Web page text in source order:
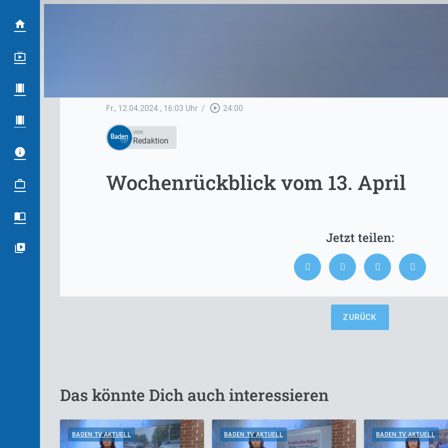
Fr., 12.04.2024 , 16:03 Uhr / play_circle_outline 24:00
VON
Redaktion
Wochenrückblick vom 13. April
ZURÜCK
Das könnte Dich auch interessieren
BADEN TV AKTUELL BADEN TV AKTUELL BADEN TV AKTUELL